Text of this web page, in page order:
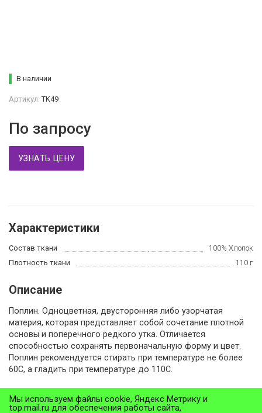
В наличии
Артикул: TK49
По запросу
УЗНАТЬ ЦЕНУ
Характеристики
Состав ткани
100% Хлопок
Плотность ткани
110 г
Описание
Поплин. Одноцветная, двусторонняя либо узорчатая
материя, которая представляет собой сочетание плотной
основы и поперечного редкого утка. Отличается
способностью сохранять первоначальную форму и цвет.
Поплин рекомендуется стирать при температуре не более
60С, а гладить при температуре до 110С.
Назад в раздел
Мы используем файлы cookie, Яндекс Метрику и
top.mail.ru для обеспечения работы сайта,